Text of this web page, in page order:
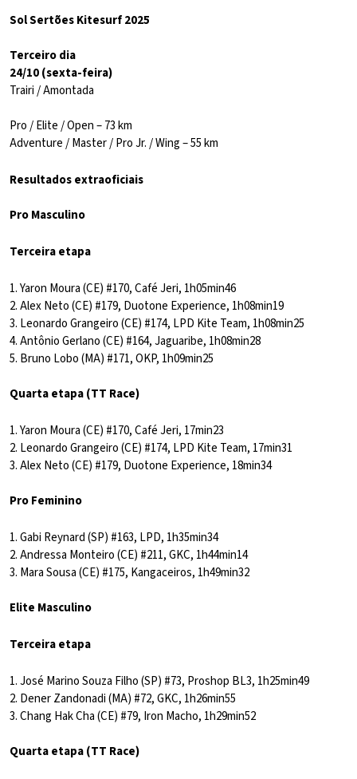
Sol Sertões Kitesurf 2025
Terceiro dia
24/10 (sexta-feira)
Trairi / Amontada
Pro / Elite / Open – 73 km
Adventure / Master / Pro Jr. / Wing – 55 km
Resultados extraoficiais
Pro Masculino
Terceira etapa
1. Yaron Moura (CE) #170, Café Jeri, 1h05min46
2. Alex Neto (CE) #179, Duotone Experience, 1h08min19
3. Leonardo Grangeiro (CE) #174, LPD Kite Team, 1h08min25
4. Antônio Gerlano (CE) #164, Jaguaribe, 1h08min28
5. Bruno Lobo (MA) #171, OKP, 1h09min25
Quarta etapa (TT Race)
1. Yaron Moura (CE) #170, Café Jeri, 17min23
2. Leonardo Grangeiro (CE) #174, LPD Kite Team, 17min31
3. Alex Neto (CE) #179, Duotone Experience, 18min34
Pro Feminino
1. Gabi Reynard (SP) #163, LPD, 1h35min34
2. Andressa Monteiro (CE) #211, GKC, 1h44min14
3. Mara Sousa (CE) #175, Kangaceiros, 1h49min32
Elite Masculino
Terceira etapa
1. José Marino Souza Filho (SP) #73, Proshop BL3, 1h25min49
2. Dener Zandonadi (MA) #72, GKC, 1h26min55
3. Chang Hak Cha (CE) #79, Iron Macho, 1h29min52
Quarta etapa (TT Race)